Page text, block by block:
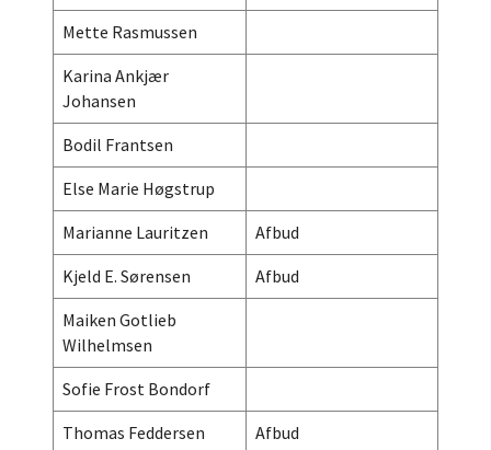
Mette Rasmussen
Karina Ankjær
Johansen
Bodil Frantsen
Else Marie Høgstrup
Marianne Lauritzen
Afbud
Kjeld E. Sørensen
Afbud
Maiken Gotlieb
Wilhelmsen
Sofie Frost Bondorf
Thomas Feddersen
Afbud